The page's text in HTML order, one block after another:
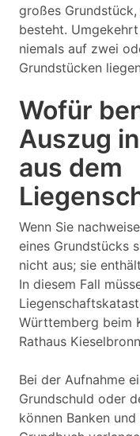
großes
besteht.
niemals auf zwei
Grundstücken
Wofür
Auszug
aus dem
Wenn Sie
eines Grundstücks
nicht aus; sie
In diesem Fall
Württemberg beim
Rathaus
Bei der Aufnahme
Grundschuld oder
können Banken